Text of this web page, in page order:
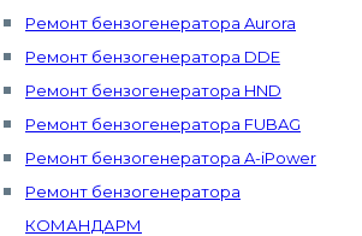
Ремонт бензогенератора Aurora
Ремонт бензогенератора DDE
Ремонт бензогенератора HND
Ремонт бензогенератора FUBAG
Ремонт бензогенератора A-iPower
Ремонт бензогенератора
КОМАНДАРМ